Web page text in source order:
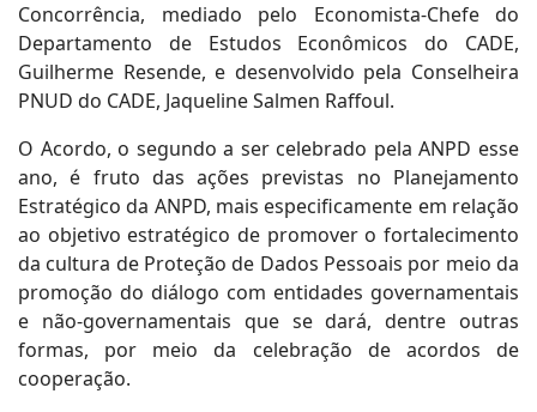
Concorrência, mediado pelo Economista-Chefe do
Departamento de Estudos Econômicos do CADE,
Guilherme Resende, e desenvolvido pela Conselheira
PNUD do CADE, Jaqueline Salmen Raffoul.
O Acordo, o segundo a ser celebrado pela ANPD esse
ano, é fruto das ações previstas no Planejamento
Estratégico da ANPD, mais especificamente em relação
ao objetivo estratégico de promover o fortalecimento
da cultura de Proteção de Dados Pessoais por meio da
promoção do diálogo com entidades governamentais
e não-governamentais que se dará, dentre outras
formas, por meio da celebração de acordos de
cooperação.